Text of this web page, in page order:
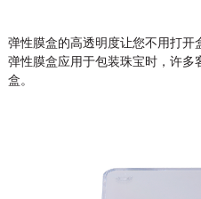
弹性膜盒的高透明度让您不用打开
弹性膜盒应用于包装珠宝时，许
盒。